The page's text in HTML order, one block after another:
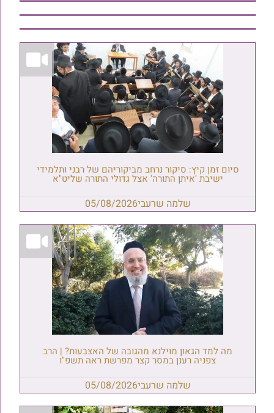
סיום זמן קיץ: סיקור נרחב מביקוריהם של רבני ותלמידי
ישיבת 'איתן התורה' אצל גדולי התורה שליט"א
שלמה שרעבי05/08/2026
מה למד הגאון מוילנא מהגובה של האצבעות? | הרב
צפניה רענן במסר קצר מפרשת ראה תשפ"ו
שלמה שרעבי05/08/2026